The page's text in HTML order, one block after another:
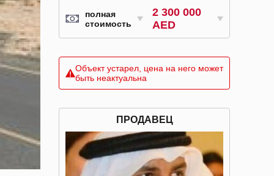
полная
стоимость
2 300 000
AED
Объект устарел, цена на него может
быть неактуальна
ПРОДАВЕЦ